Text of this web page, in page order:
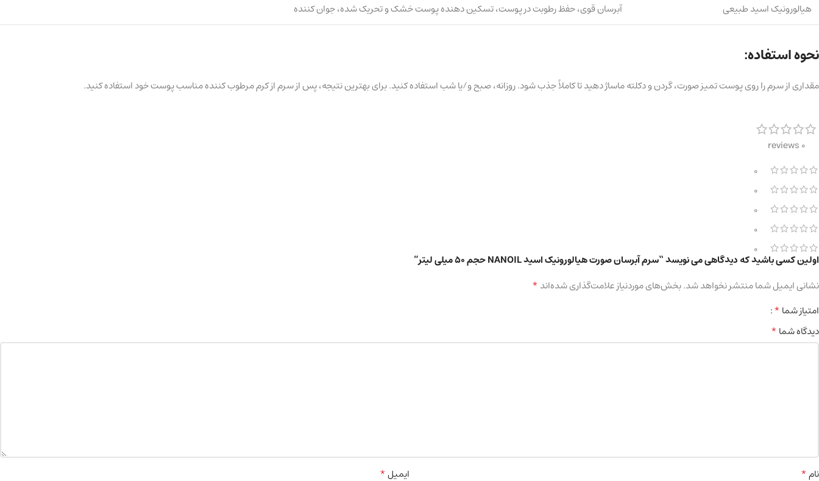
هیالورونیک اسید طبیعی آبرسان قوی، حفظ رطوبت در پوست، تسکین دهنده پوست خشک و تحریک شده، جوان کننده
نحوه استفاده:
مقداری از سرم را روی پوست تمیز صورت، گردن و دکلته ماساژ دهید تا کاملاً جذب شود. روزانه، صبح و/یا شب استفاده کنید. برای بهترین نتیجه، پس از سرم از کرم مرطوب کننده مناسب پوست خود استفاده کنید.
0 reviews
0
0
0
0
0
اولین کسی باشید که دیدگاهی می نویسد “سرم آبرسان صورت هیالورونیک اسید NANOIL حجم 50 میلی لیتر”
نشانی ایمیل شما منتشر نخواهد شد.بخش‌های موردنیاز علامت‌گذاری شده‌اند*
امتیاز شما*
دیدگاه شما*
نام* ایمیل*